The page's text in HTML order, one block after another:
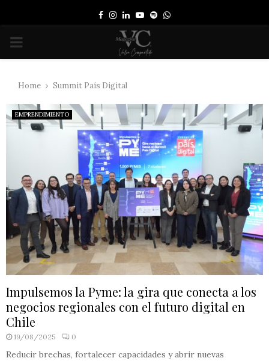
Facebook
Instagram
LinkedinYoutube
SpotifyWhatsapp
PRIMARY
Home Summit País Digital
EMPRENDIMIENTO
Impulsemos la Pyme: la gira que conecta a los
negocios regionales con el futuro digital en
Chile
19/08/2025 0
Reducir brechas, fortalecer capacidades y abrir nuevas